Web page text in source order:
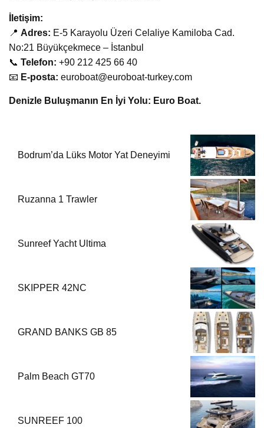
İletişim:
📍 Adres: E-5 Karayolu Üzeri Celaliye Kamiloba Cad.
No:21 Büyükçekmece – İstanbul
📞 Telefon: +90 212 425 66 40
📧 E-posta: euroboat@euroboat-turkey.com
Denizle Buluşmanın En İyi Yolu: Euro Boat.
Bodrum’da Lüks Motor Yat Deneyimi
Ruzanna 1 Trawler
Sunreef Yacht Ultima
SKIPPER 42NC
GRAND BANKS GB 85
Palm Beach GT70
SUNREEF 100